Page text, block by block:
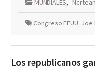
MUNDIALES,
Congreso EEUU, Joe
Los republicanos